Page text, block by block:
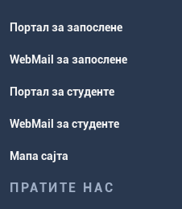
Портал за запослене
WebMail за запослене
Портал за студенте
WebMail за студенте
Мапа сајта
ПРАТИТЕ НАС